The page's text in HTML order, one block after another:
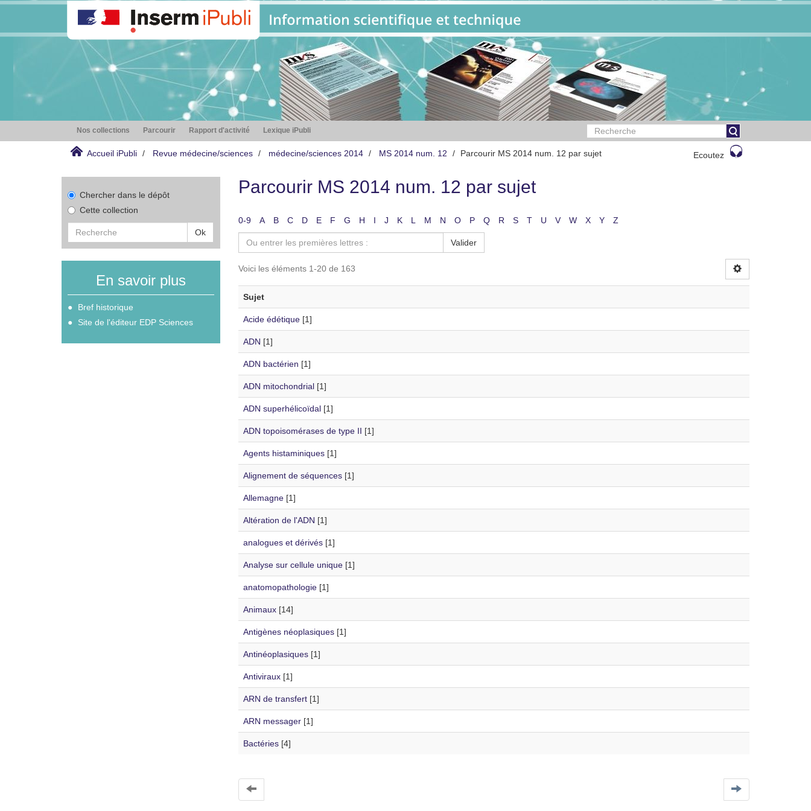
Nos collections Parcourir Rapport d'activité Lexique iPubli
Accueil iPubli Revue médecine/sciences médecine/sciences 2014 MS 2014 num. 12 Parcourir MS 2014 num. 12 par sujet Ecoutez
Chercher dans le dépôt
Cette collection
Ok
En savoir plus
Bref historique
Site de l'éditeur EDP Sciences
Parcourir MS 2014 num. 12 par sujet
0-9 A B C D E F G H I J K L M N O P Q R S T U V W X Y Z
Valider
Voici les éléments 1-20 de 163
Sujet
Acide édétique[1]
ADN [1]
ADN bactérien [1]
ADN mitochondrial[1]
ADN superhélicoïdal[1]
ADN topoisomérases de type II [1]
Agents histaminiques[1]
Alignement de séquences[1]
Allemagne[1]
Altération de l'ADN [1]
analogues et dérivés[1]
Analyse sur cellule unique[1]
anatomopathologie[1]
Animaux[14]
Antigènes néoplasiques[1]
Antinéoplasiques[1]
Antiviraux[1]
ARN de transfert[1]
ARN messager[1]
Bactéries[4]